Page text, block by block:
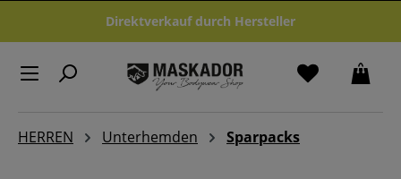
Zum Hauptinhalt springenDirektverkauf durch Hersteller
HERREN Unterhemden Sparpacks